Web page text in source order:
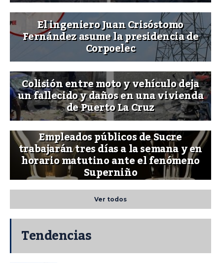
El ingeniero Juan Crisóstomo
Fernández asume la presidencia de
Corpoelec
Colisión entre moto y vehículo deja
un fallecido y daños en una vivienda
de Puerto La Cruz
Empleados públicos de Sucre
trabajarán tres días a la semana y en
horario matutino ante el fenómeno
Superniño
Ver todos
Tendencias